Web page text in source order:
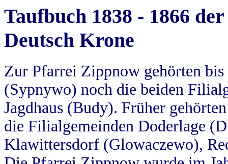
Taufbuch 1838 - 1866
Deutsch Krone
Zur Pfarrei Zippnow gehörten
(Sypnywo) noch die beiden
Jagdhaus (Budy). Früher
die Filialgemeinden Doderlage
Klawittersdorf (Glowaczewo),